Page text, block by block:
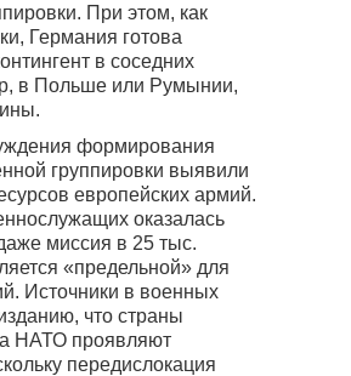
При этом, как
Германия готова
в соседних
в Польше или Румынии,
формирования
группировки выявили
европейских армий.
оказалась
миссия в 25 тыс.
«предельной» для
Источники в военных
что страны
НАТО проявляют
передислокация